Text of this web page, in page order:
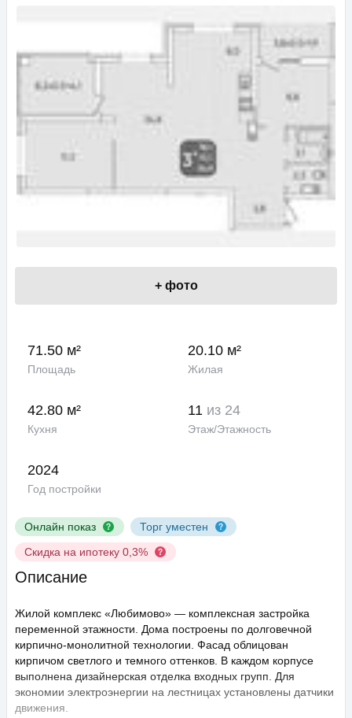
Онлайн показ
Торг уместен
Скидка на ипотеку 0,3%
+ фото
71.50 м²
Площадь
20.10 м²
Жилая
42.80 м²
Кухня
11 из 24
Этаж/Этажность
2024
Год постройки
Описание
Жилой комплекс «Любимово» — комплексная застройка
переменной этажности. Дома построены по долговечной
кирпично-монолитной технологии. Фасад облицован
кирпичом светлого и темного оттенков. В каждом корпусе
выполнена дизайнерская отделка входных групп. Для
экономии электроэнергии на лестницах установлены датчики
движения.